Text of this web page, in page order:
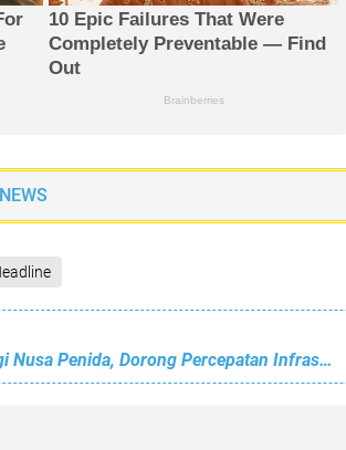
Wamendagri Bima Arya Kunjungi Nusa Penida, Dorong Percepatan Infrastruktur dan Konsep Green Island Nusa Penida